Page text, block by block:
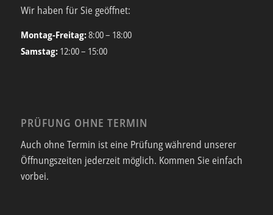
Wir haben für Sie geöffnet:
Montag-Freitag:8:00 – 18:00
Samstag: 12:00 – 15:00
PRÜFUNG OHNE TERMIN
Auch ohne Termin ist eine Prüfung während unserer
Öffnungszeiten jederzeit möglich. Kommen Sie einfach
vorbei.